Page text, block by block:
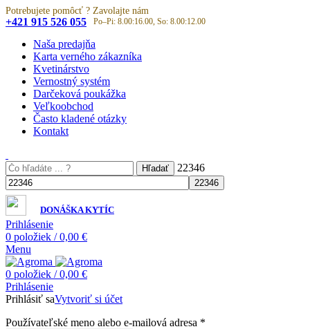
Potrebujete pomôcť ? Zavolajte nám
+421 915 526 055 Po–Pi: 8.00:16.00, So: 8.00:12.00
Naša predajňa
Karta verného zákazníka
Kvetinárstvo
Vernostný systém
Darčeková poukážka
Veľkoobchod
Často kladené otázky
Kontakt
Hľadať 22346
DONÁŠKA KYTÍC
Prihlásenie
0 položiek / 0,00 €
Menu
0 položiek / 0,00 €
Prihlásenie
Prihlásiť saVytvoriť si účet
Používateľské meno alebo e-mailová adresa *